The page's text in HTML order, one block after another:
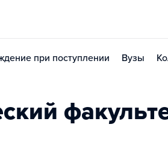
при поступлении Вузы